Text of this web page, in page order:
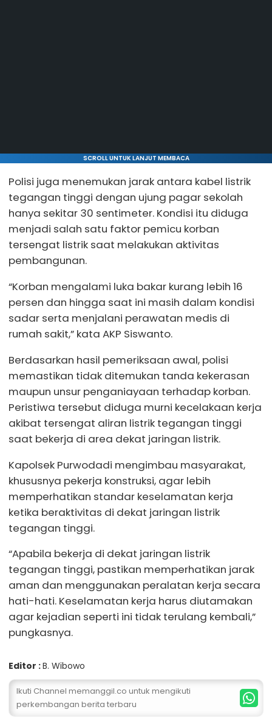
SCROLL UNTUK LANJUT MEMBACA
Polisi juga menemukan jarak antara kabel listrik
tegangan tinggi dengan ujung pagar sekolah
hanya sekitar 30 sentimeter. Kondisi itu diduga
menjadi salah satu faktor pemicu korban
tersengat listrik saat melakukan aktivitas
pembangunan.
“Korban mengalami luka bakar kurang lebih 16
persen dan hingga saat ini masih dalam kondisi
sadar serta menjalani perawatan medis di
rumah sakit,” kata AKP Siswanto.
Berdasarkan hasil pemeriksaan awal, polisi
memastikan tidak ditemukan tanda kekerasan
maupun unsur penganiayaan terhadap korban.
Peristiwa tersebut diduga murni kecelakaan kerja
akibat tersengat aliran listrik tegangan tinggi
saat bekerja di area dekat jaringan listrik.
Kapolsek Purwodadi mengimbau masyarakat,
khususnya pekerja konstruksi, agar lebih
memperhatikan standar keselamatan kerja
ketika beraktivitas di dekat jaringan listrik
tegangan tinggi.
“Apabila bekerja di dekat jaringan listrik
tegangan tinggi, pastikan memperhatikan jarak
aman dan menggunakan peralatan kerja secara
hati-hati. Keselamatan kerja harus diutamakan
agar kejadian seperti ini tidak terulang kembali,”
pungkasnya.
Editor :B. Wibowo
Ikuti Channel memanggil.co untuk mengikuti
perkembangan berita terbaru